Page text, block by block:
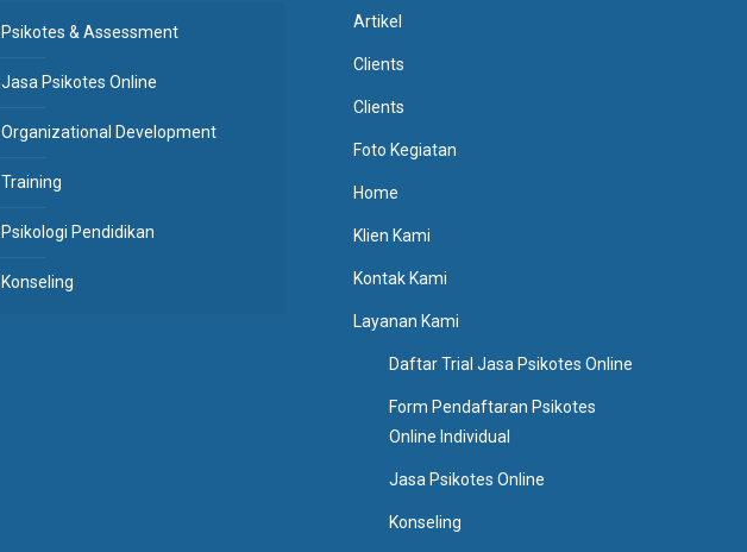
Psikotes & Assessment
Jasa Psikotes Online
Organizational Development
Training
Psikologi Pendidikan
Konseling
Artikel
Clients
Clients
Foto Kegiatan
Home
Klien Kami
Kontak Kami
Layanan Kami
Daftar Trial Jasa Psikotes Online
Form Pendaftaran Psikotes
Online Individual
Jasa Psikotes Online
Konseling